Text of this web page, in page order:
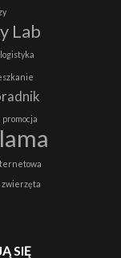
Lab
logistyka
promocja
zwierzęta
SIĘ